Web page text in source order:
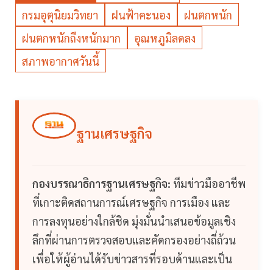
กรมอุตุนิยมวิทยา
ฝนฟ้าคะนอง
ฝนตกหนัก
ฝนตกหนักถึงหนักมาก
อุณหภูมิลดลง
สภาพอากาศวันนี้
ฐานเศรษฐกิจ
กองบรรณาธิการฐานเศรษฐกิจ: ทีมข่าวมืออาชีพ
ที่เกาะติดสถานการณ์เศรษฐกิจ การเมือง และ
การลงทุนอย่างใกล้ชิด มุ่งมั่นนำเสนอข้อมูลเชิง
ลึกที่ผ่านการตรวจสอบและคัดกรองอย่างถี่ถ้วน
เพื่อให้ผู้อ่านได้รับข่าวสารที่รอบด้านและเป็น